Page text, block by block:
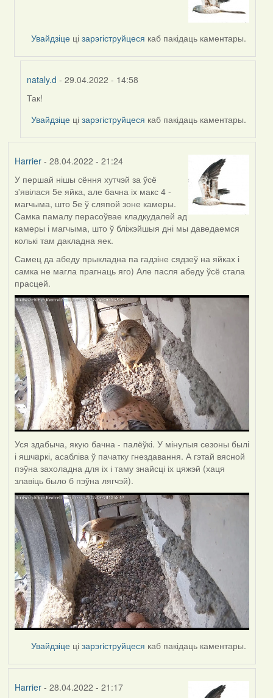
nataly.d
Увайдзіце цізарэгіструйцеся каб пакідаць каментары.
nataly.d - 29.04.2022 - 14:58
In
reply
by
Так!
Увайдзіце цізарэгіструйцеся каб пакідаць каментары.
Harrier- 28.04.2022 - 21:24
У першай нішы сёння хутчэй за ўсё
з'явілася 5е яйка, але бачна іх макс 4 -
магчыма, што 5е ў сляпой зоне камеры.
Самка памалу перасоўвае кладкудалей ад
камеры і магчыма, што ў бліжэйшыя дні мы даведаемся
колькі там дакладна яек.
Самец да абеду прыкладна па гадзіне сядзеў на яйках і
самка не магла прагнаць яго) Але пасля абеду ўсё стала
прасцей.
Уся здабыча, якую бачна - палёўкі. У мінулыя сезоны былі
і яшчaркі, асабліва ў пачатку гнездавання. А гэтай вясной
пэўна захоладна для іх і таму знайсці іх цяжэй (хаця
злавіць было б пэўна лягчэй).
Увайдзіце цізарэгіструйцеся каб пакідаць каментары.
Harrier- 28.04.2022 - 21:17